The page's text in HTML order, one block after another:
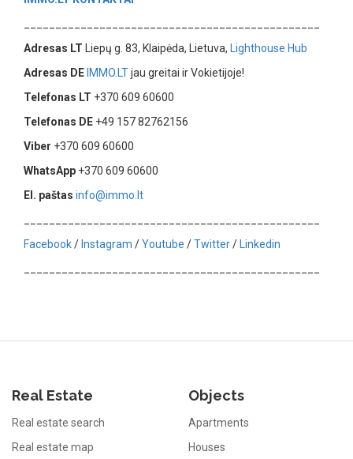
Adresas LT
Liepų g. 83, Klaipėda, Lietuva,
Lighthouse Hub
Adresas DE IMMO.LTjau greitai ir Vokietijoje!
Telefonas LT +370 609 60600
Telefonas DE +49 157 82762156
Viber +370 609 60600
WhatsApp +370 609 60600
El. paštas info@immo.lt
Facebook/ Instagram /Youtube /Twitter/
Linkedin
Real Estate
Real estate search
Real estate map
Objects
Apartments
Houses